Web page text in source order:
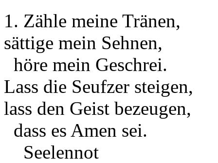
1. Zähle meine Tränen,
sättige mein Sehnen,
höre mein Geschrei.
Lass die Seufzer steigen,
lass den Geist bezeugen,
dass es Amen sei.
Seelennot